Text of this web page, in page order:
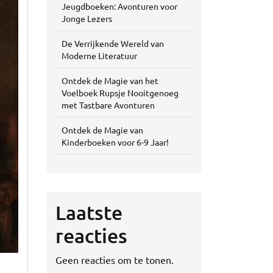
Jeugdboeken: Avonturen voor
Jonge Lezers
De Verrijkende Wereld van
Moderne Literatuur
Ontdek de Magie van het
Voelboek Rupsje Nooitgenoeg
met Tastbare Avonturen
Ontdek de Magie van
Kinderboeken voor 6-9 Jaar!
Laatste
reacties
Geen reacties om te tonen.